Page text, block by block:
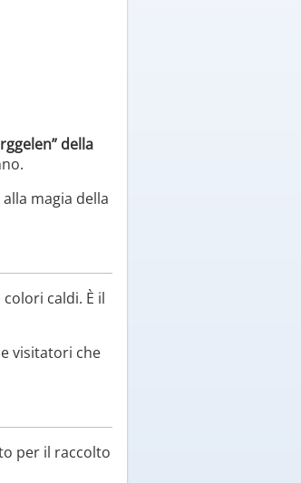
della
alla magia della
caldi. È il
visitatori che
per il raccolto